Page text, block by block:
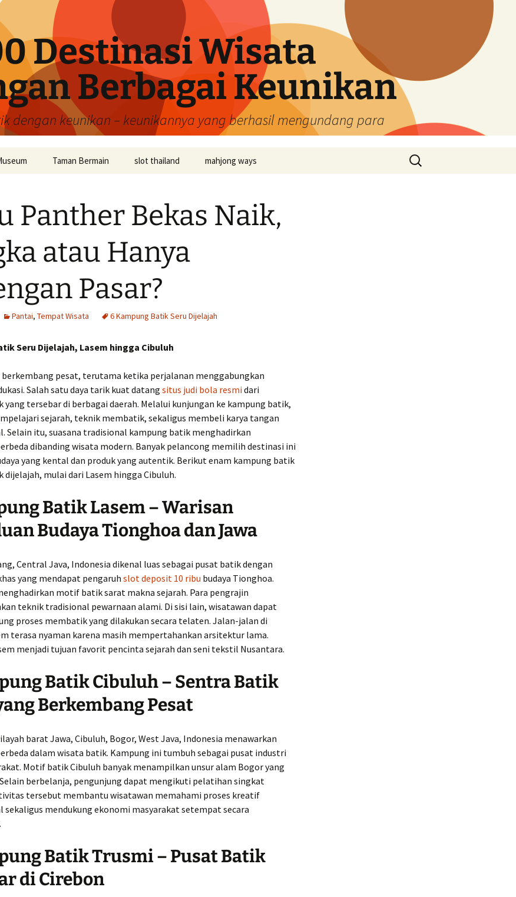
Destinasi Wisata
Berbagai Keunikan
dengan keunikan – keunikannya yang berhasil mengundang para
Taman Bermain slot thailand mahjong ways
Cari
untuk:
Panther Bekas Naik,
atau Hanya
Pasar?
Pantai, Tempat Wisata 6 Kampung Batik Seru Dijelajah
Seru Dijelajah, Lasem hingga Cibuluh
berkembang pesat, terutama ketika perjalanan menggabungkan
Salah satu daya tarik kuat datangsitus judi bola resmidari
yang tersebar di berbagai daerah. Melalui kunjungan ke kampung batik,
sejarah, teknik membatik, sekaligus membeli karya tangan
Selain itu, suasana tradisional kampung batik menghadirkan
dibanding wisata modern. Banyak pelancong memilih destinasi ini
yang kental dan produk yang autentik. Berikut enam kampung batik
dijelajah, mulai dari Lasem hingga Cibuluh.
Batik Lasem – Warisan
Budaya Tionghoa dan Jawa
Central Java, Indonesia dikenal luas sebagai pusat batik dengan
yang mendapat pengaruh slot deposit 10 ribu budaya Tionghoa.
motif batik sarat makna sejarah. Para pengrajin
teknik tradisional pewarnaan alami. Di sisi lain, wisatawan dapat
proses membatik yang dilakukan secara telaten. Jalan-jalan di
terasa nyaman karena masih mempertahankan arsitektur lama.
menjadi tujuan favorit pencinta sejarah dan seni tekstil Nusantara.
Batik Cibuluh – Sentra Batik
Berkembang Pesat
barat Jawa, Cibuluh, Bogor, West Java, Indonesia menawarkan
dalam wisata batik. Kampung ini tumbuh sebagai pusat industri
Motif batik Cibuluh banyak menampilkan unsur alam Bogor yang
Selain berbelanja, pengunjung dapat mengikuti pelatihan singkat
tersebut membantu wisatawan memahami proses kreatif
sekaligus mendukung ekonomi masyarakat setempat secara
Batik Trusmi – Pusat Batik
di Cirebon